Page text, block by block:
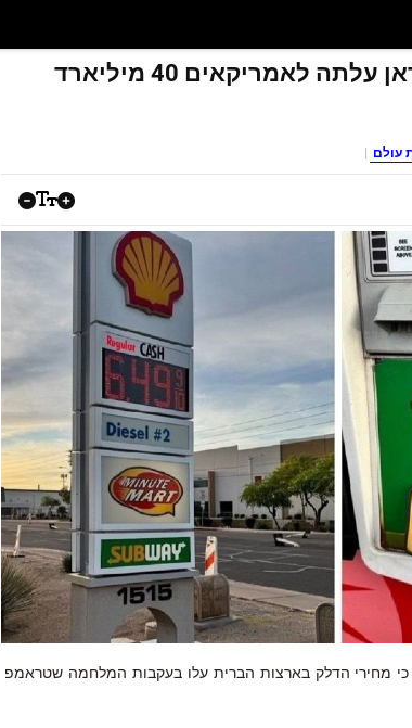
המלחמה נגד איראן עלתה לאמריקאים 40 מיליארד
עולם
כי מחירי הדלק בארצות הברית עלו בעקבות המלחמה שטראמפ